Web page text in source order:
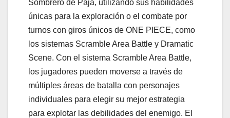
Sombrero de Paja, utilizando sus habilidades
únicas para la exploración o el combate por
turnos con giros únicos de ONE PIECE, como
los sistemas Scramble Area Battle y Dramatic
Scene. Con el sistema Scramble Area Battle,
los jugadores pueden moverse a través de
múltiples áreas de batalla con personajes
individuales para elegir su mejor estrategia
para explotar las debilidades del enemigo. El